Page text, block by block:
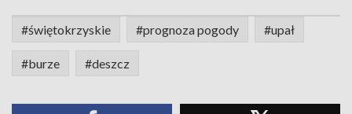
#świętokrzyskie #prognoza pogody #upał
#burze #deszcz